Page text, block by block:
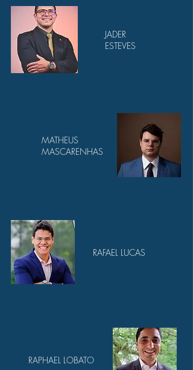
JADER
ESTEVES
MATHEUS
MASCARENHAS
RAFAEL LUCAS
RAPHAEL LOBATO